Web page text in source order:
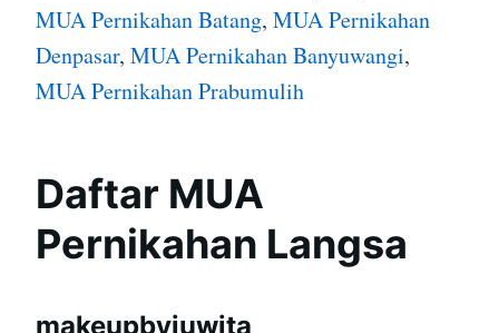
MUA Pernikahan Batang, MUA Pernikahan
Denpasar, MUA Pernikahan Banyuwangi,
MUA Pernikahan Prabumulih
Daftar MUA
Pernikahan Langsa
makeupbyjuwita